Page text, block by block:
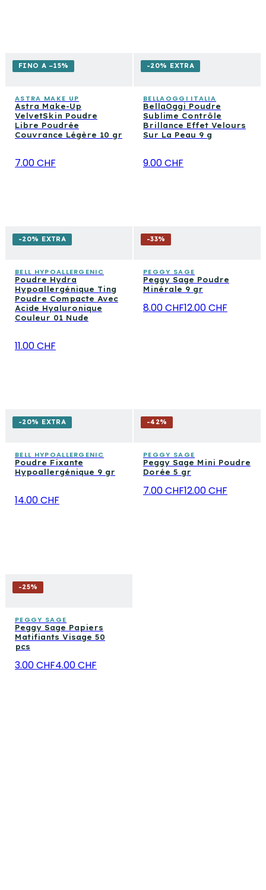
FINO A −15%
ASTRA MAKE UP
Astra Make-Up
VelvetSkin Poudre
Libre Poudrée
Couvrance Légère 10 gr
7.00 CHF
-20% EXTRA
BELLAOGGI ITALIA
BellaOggi Poudre
Sublime Contrôle
Brillance Effet Velours
Sur La Peau 9 g
9.00 CHF
-20% EXTRA
BELL HYPOALLERGENIC
Poudre Hydra
Hypoallergénique Ting
Poudre Compacte Avec
Acide Hyaluronique
Couleur 01 Nude
11.00 CHF
-33%
PEGGY SAGE
Peggy Sage Poudre
Minérale 9 gr
8.00 CHF12.00 CHF
-20% EXTRA
BELL HYPOALLERGENIC
Poudre Fixante
Hypoallergénique 9 gr
14.00 CHF
-42%
PEGGY SAGE
Peggy Sage Mini Poudre
Dorée 5 gr
7.00 CHF12.00 CHF
-25%
PEGGY SAGE
Peggy Sage Papiers
Matifiants Visage 50
pcs
3.00 CHF4.00 CHF